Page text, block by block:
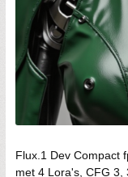
Flux.1 Dev Compact
met 4 Lora's, CFG 3,